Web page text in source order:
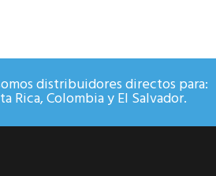
distribuidores directos para:
Rica, Colombia y El Salvador.